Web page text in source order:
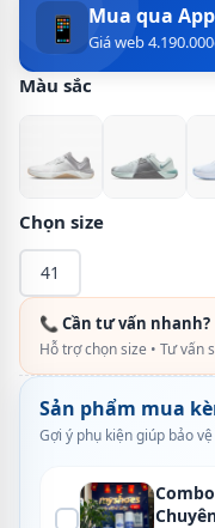
📱 Mua qua
Giá web
Màu sắc
Chọn size
41
📞 Cần tư vấn nhanh?
Hỗ trợ chọn size • Tư vấn
Sản phẩm mua
Gợi ý phụ kiện giúp bảo